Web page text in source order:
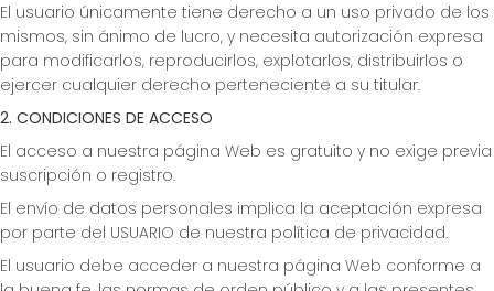
El usuario únicamente tiene derecho a un uso privado de los
mismos, sin ánimo de lucro, y necesita autorización expresa
para modificarlos, reproducirlos, explotarlos, distribuirlos o
ejercer cualquier derecho perteneciente a su titular.
2. CONDICIONES DE ACCESO
El acceso a nuestra página Web es gratuito y no exige previa
suscripción o registro.
El envío de datos personales implica la aceptación expresa
por parte del USUARIO de nuestra política de privacidad.
El usuario debe acceder a nuestra página Web conforme a